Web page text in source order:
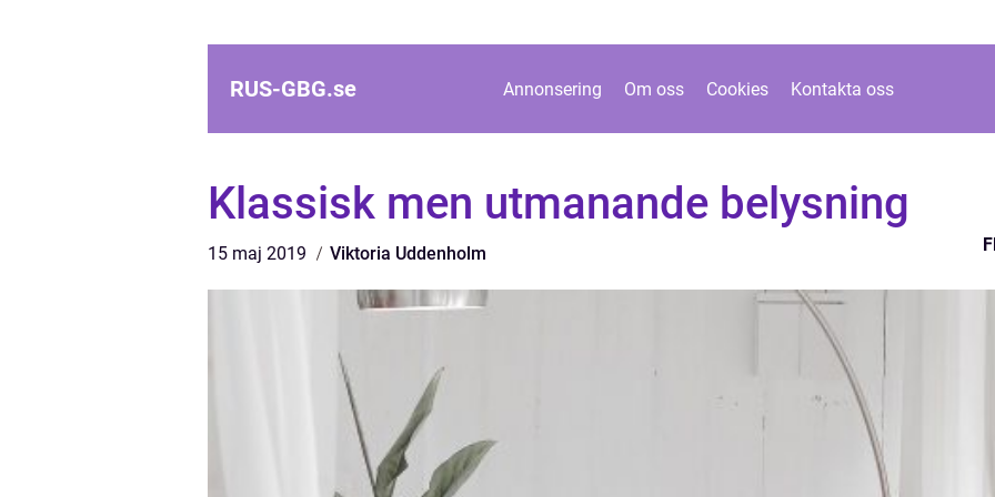
RUS-GBG.se Annonsering Om oss Cookies Kontakta oss
Klassisk men utmanande belysning
15 maj 2019 Viktoria Uddenholm